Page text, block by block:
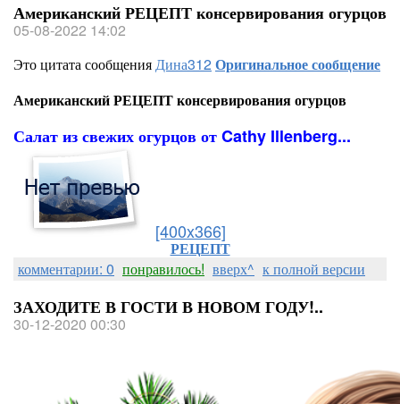
Американский РЕЦЕПТ консервирования огурцов
05-08-2022 14:02
Это цитата сообщенияДина312Оригинальное сообщение
Американский РЕЦЕПТ консервирования огурцов
Салат из свежих огурцов от Cathy Illenberg...
[400x366]
РЕЦЕПТ
комментарии: 0 понравилось! вверх^ к полной версии
ЗАХОДИТЕ В ГОСТИ В НОВОМ ГОДУ!..
30-12-2020 00:30